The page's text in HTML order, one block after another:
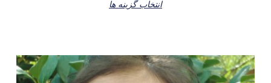
انتخاب گزینه ها
این
محصول